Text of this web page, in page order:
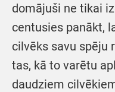
domājuši ne tikai
centusies panākt,
cilvēks savu spēju
tas, kā to varētu
daudziem